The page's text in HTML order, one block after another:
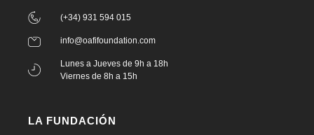
(+34) 931 594 015
info@oafifoundation.com
Lunes a Jueves de 9h a 18h
Viernes de 8h a 15h
LA FUNDACIÓN